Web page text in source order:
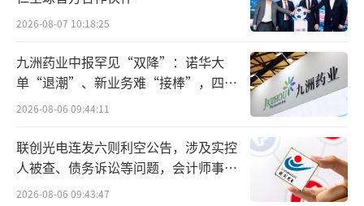
产业投资者。
2026-08-07 10:18:25
九洲药业中报罕见“双降”：诺华大
单“退潮”、新业务难“接棒”，四大
难关待闯
2026-08-06 09:44:11
联创光电连发六则利空公告，涉及实控
人被查、债务诉讼等问题，会计师事务
所曾出具“保留意见”
2026-08-06 09:43:47